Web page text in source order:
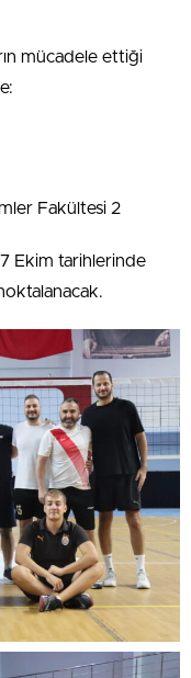
mücadele ettiği
Fakültesi 2
Ekim tarihlerinde